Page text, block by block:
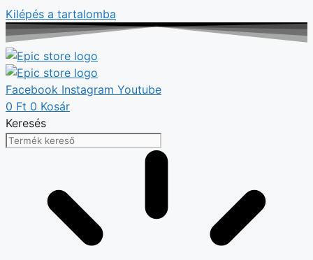
Kilépés a tartalomba
Facebook Instagram Youtube
0 Ft 0 Kosár
Keresés